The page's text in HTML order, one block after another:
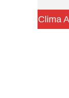
Clima